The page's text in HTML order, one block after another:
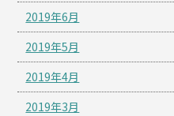
2019年6月
2019年5月
2019年4月
2019年3月